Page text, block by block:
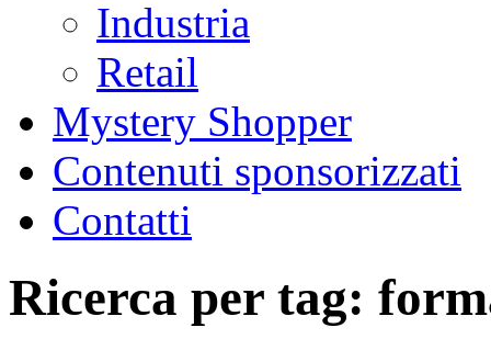
Industria
Retail
Mystery Shopper
Contenuti sponsorizzati
Contatti
Ricerca per tag: